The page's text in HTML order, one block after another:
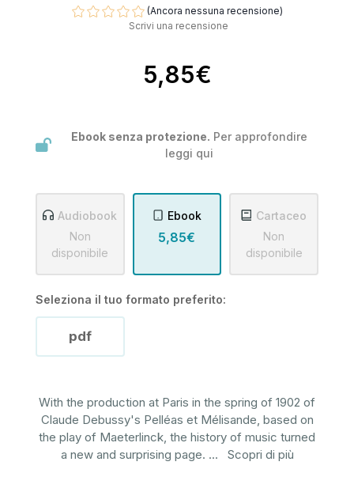
(Ancora nessuna recensione)
Scrivi una recensione
5,85€
Ebook senza protezione. Per approfondire
leggi qui
Audiobook
Non
disponibile
Ebook
5,85€
Cartaceo
Non
disponibile
Seleziona il tuo formato preferito:
pdf
With the production at Paris in the spring of 1902 of
Claude Debussy's Pelléas et Mélisande, based on
the play of Maeterlinck, the history of music turned
a new and surprising page. ... Scopri di più